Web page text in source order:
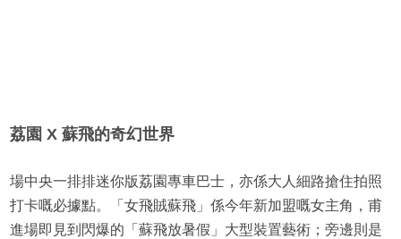
荔園 X 蘇飛的奇幻世界
場中央一排排迷你版荔園專車巴士，亦係大人細路搶住拍照
打卡嘅必據點。「女飛賊蘇飛」係今年新加盟嘅女主角，甫
進場即見到閃爆的「蘇飛放暑假」大型裝置藝術；旁邊則是